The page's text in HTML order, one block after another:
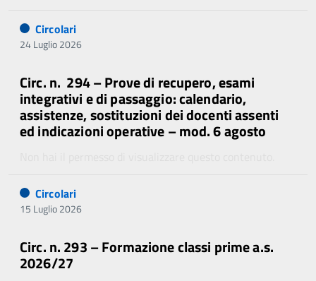
Circolari
24 Luglio 2026
Circ. n. 294 – Prove di recupero, esami
integrativi e di passaggio: calendario,
assistenze, sostituzioni dei docenti assenti
ed indicazioni operative – mod. 6 agosto
Circolari
15 Luglio 2026
Circ. n. 293 – Formazione classi prime a.s.
2026/27